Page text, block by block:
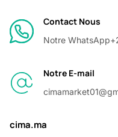
Contact Nous
Notre WhatsApp
Notre E-mail
cima.ma